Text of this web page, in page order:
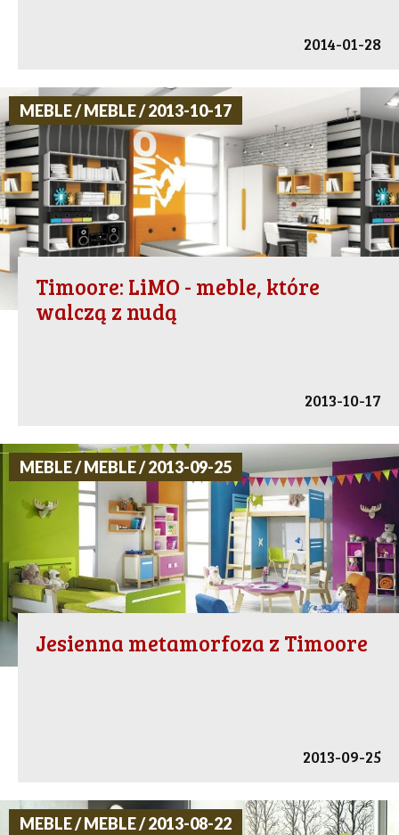
2014-01-28
MEBLE / MEBLE / 2013-10-17
Timoore: LiMO - meble, które
walczą z nudą
2013-10-17
MEBLE / MEBLE / 2013-09-25
Jesienna metamorfoza z Timoore
2013-09-25
MEBLE / MEBLE / 2013-08-22